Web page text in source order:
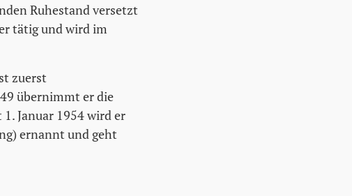
Ruhestand versetzt
tätig und wird im
zuerst
übernimmt er die
Januar 1954 wird er
ernannt und geht